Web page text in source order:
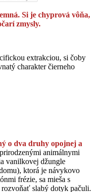
Si je chyprová vôňa,
zmysly.
extrakciou, si čoby
charakter čierneho
o dva druhy opojnej a
animálnymi
vanilkovej džungle
ktorá je návykovo
frézie, sa mieša s
slabý dotyk pačuli.